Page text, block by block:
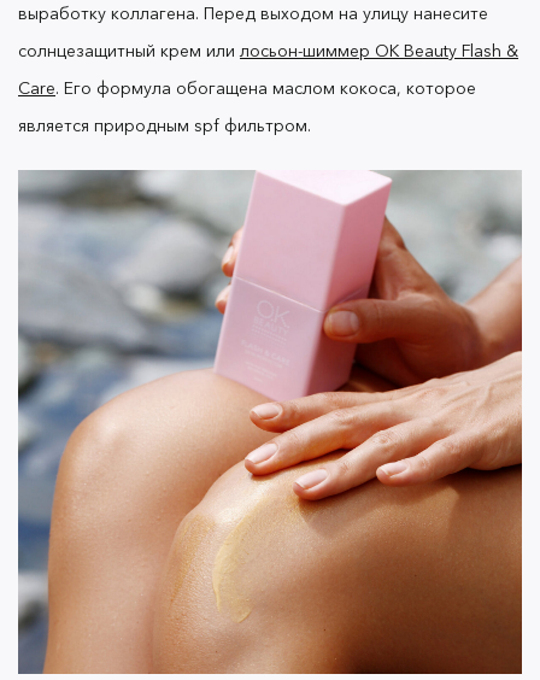
выработку коллагена. Перед выходом на улицу нанесите
солнцезащитный крем илилосьон-шиммер OK Beauty Flash &
Care. Его формула обогащена маслом кокоса, которое
является природным spf фильтром.